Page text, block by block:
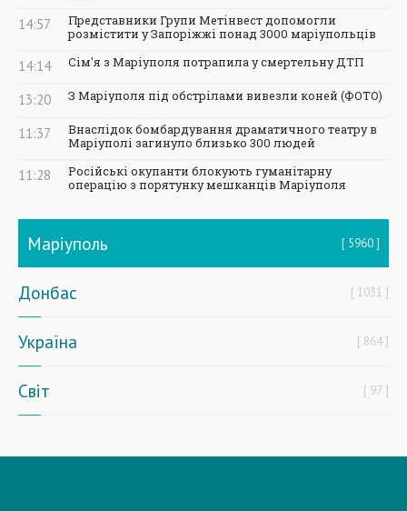
14:57
Представники Групи Метінвест допомогли
розмістити у Запоріжжі понад 3000 маріупольців
14:14 Сім'я з Маріуполя потрапила у смертельну ДТП
13:20 З Маріуполя під обстрілами вивезли коней (ФОТО)
11:37
Внаслідок бомбардування драматичного театру в
Маріуполі загинуло близько 300 людей
11:28
Російські окупанти блокують гуманітарну
операцію з порятунку мешканців Маріуполя
Маріуполь 5960
Донбас 1031
Україна 864
Світ 97